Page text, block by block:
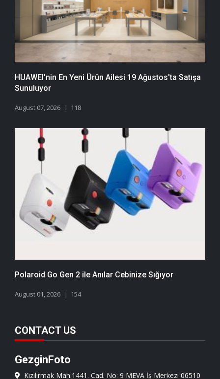
HUAWEI'nin En Yeni Ürün Ailesi 19 Ağustos'ta Satışa
Sunuluyor
August 07, 2026 118
Polaroid Go Gen 2 ile Anılar Cebinize Sığıyor
August 01, 2026 154
CONTACT US
GezginFoto
Kızılırmak Mah.1441. Cad. No: 9 MEVA İş Merkezi 06510